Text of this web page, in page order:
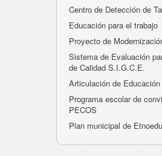
Centro de Detección de
Educación para el trabajo
Proyecto de
Sistema de Evaluación
de Calidad S.I.G.C.E.
Articulación de
Programa escolar de
PECOS
Plan municipal de